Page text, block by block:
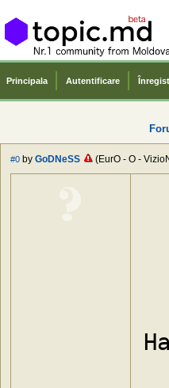
Principala Autentificare
#0 by GoDNeSS (EurO - O -